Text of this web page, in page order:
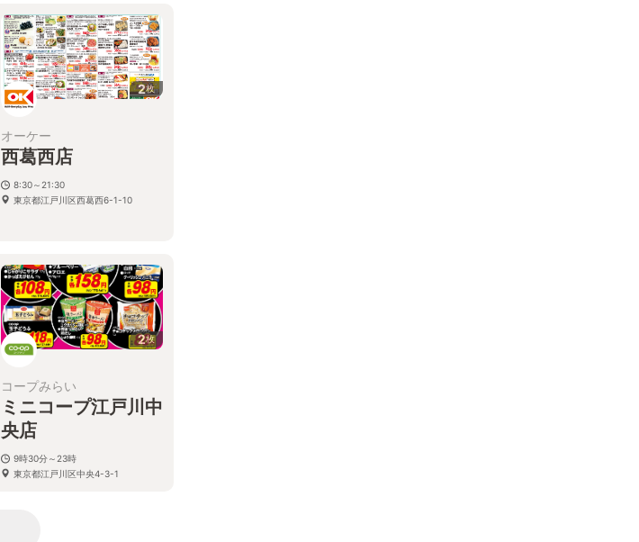
2枚
オーケー
西葛西店
8:30～21:30
東京都江戸川区西葛西6-1-10
2枚
コープみらい
ミニコープ江戸川中
央店
9時30分～23時
東京都江戸川区中央4-3-1